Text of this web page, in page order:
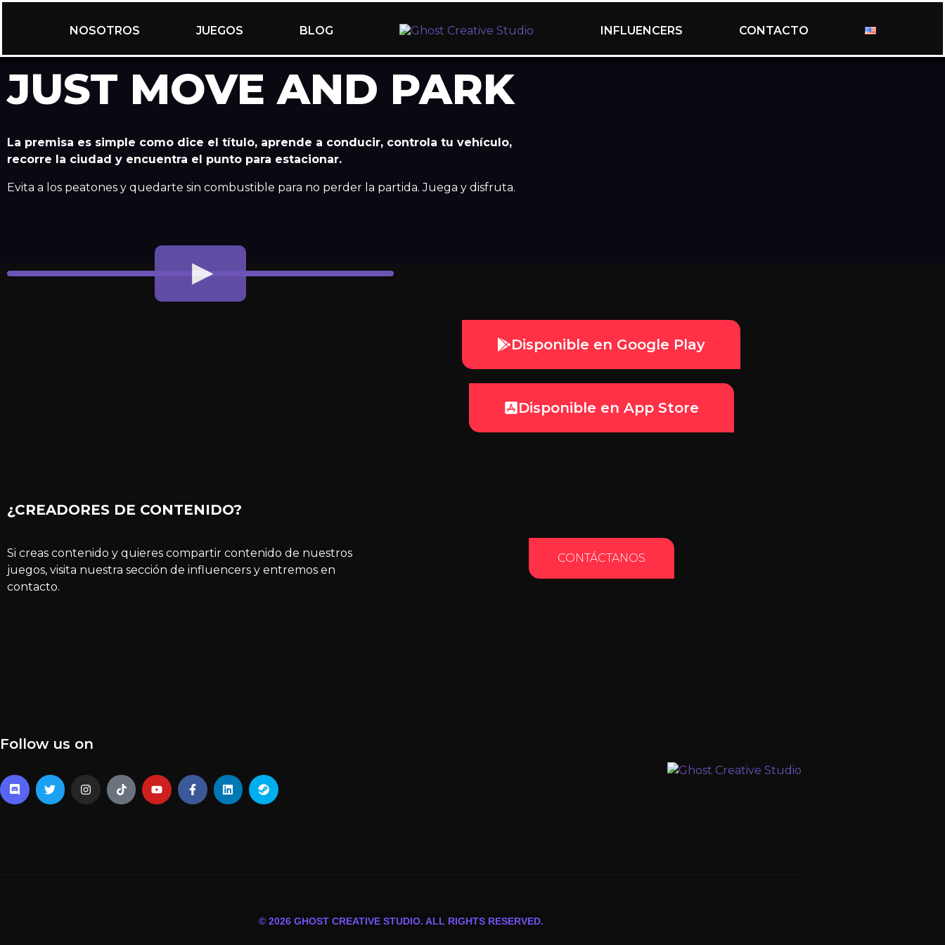
NOSOTROS JUEGOS BLOG INFLUENCERS CONTACTO
JUST MOVE AND PARK
La premisa es simple como dice el título, aprende a conducir, controla tu vehículo,
recorre la ciudad y encuentra el punto para estacionar.
Evita a los peatones y quedarte sin combustible para no perder la partida. Juega y disfruta.
Disponible en Google Play
Disponible en App Store
¿CREADORES DE CONTENIDO?
Si creas contenido y quieres compartir contenido de nuestros
juegos, visita nuestra sección de influencers y entremos en
contacto.
CONTÁCTANOS
Follow us on
© 2026 GHOST CREATIVE STUDIO. ALL RIGHTS RESERVED.